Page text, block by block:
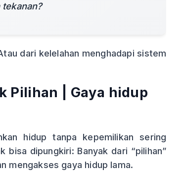
dari kelelahan menghadapi sistem
Pilihan | Gaya hidup
hidup tanpa kepemilikan sering
dipungkiri: Banyak dari “pilihan”
mengakses gaya hidup lama.